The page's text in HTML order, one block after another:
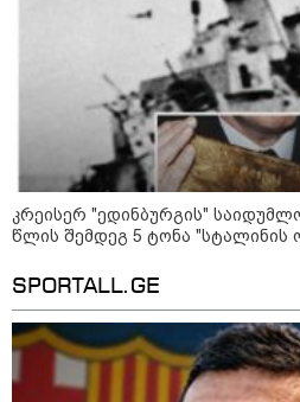
სამართალი
კრეისერ "ედინბურგის"
წლის შემდეგ 5 ტონა "სტალინის
SPORTALL.GE